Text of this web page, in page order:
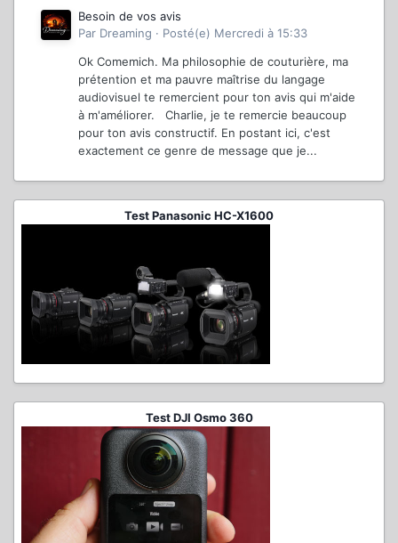
Besoin de vos avis
Par Dreaming · Posté(e) Mercredi à 15:33
Ok Comemich. Ma philosophie de couturière, ma
prétention et ma pauvre maîtrise du langage
audiovisuel te remercient pour ton avis qui m'aide
à m'améliorer. Charlie, je te remercie beaucoup
pour ton avis constructif. En postant ici, c'est
exactement ce genre de message que je...
Test Panasonic HC-X1600
Test DJI Osmo 360